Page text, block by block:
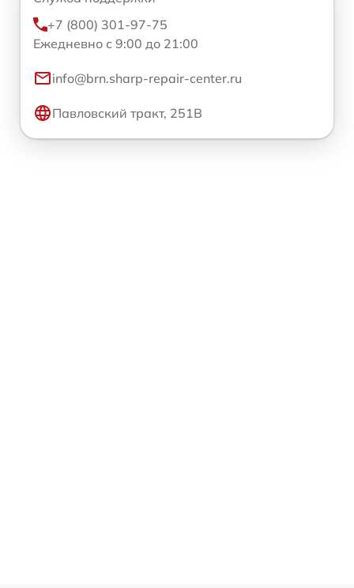
+7 (800) 301-97-75
Ежедневно с 9:00 до 21:00
info@brn.sharp-repair-center.ru
Павловский тракт, 251В